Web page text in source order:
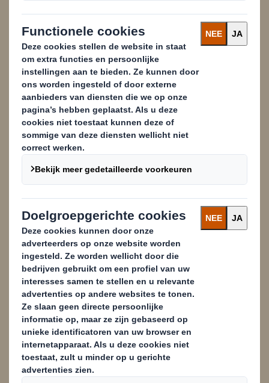
bedrijven. Maar als u meer wilt weten over
anderen, bekijk dan onze brochure en ontdek
wat wij voor u kunnen doen:
Content blocked
Powered by
Download hier onze
recyclingbrochure
MB